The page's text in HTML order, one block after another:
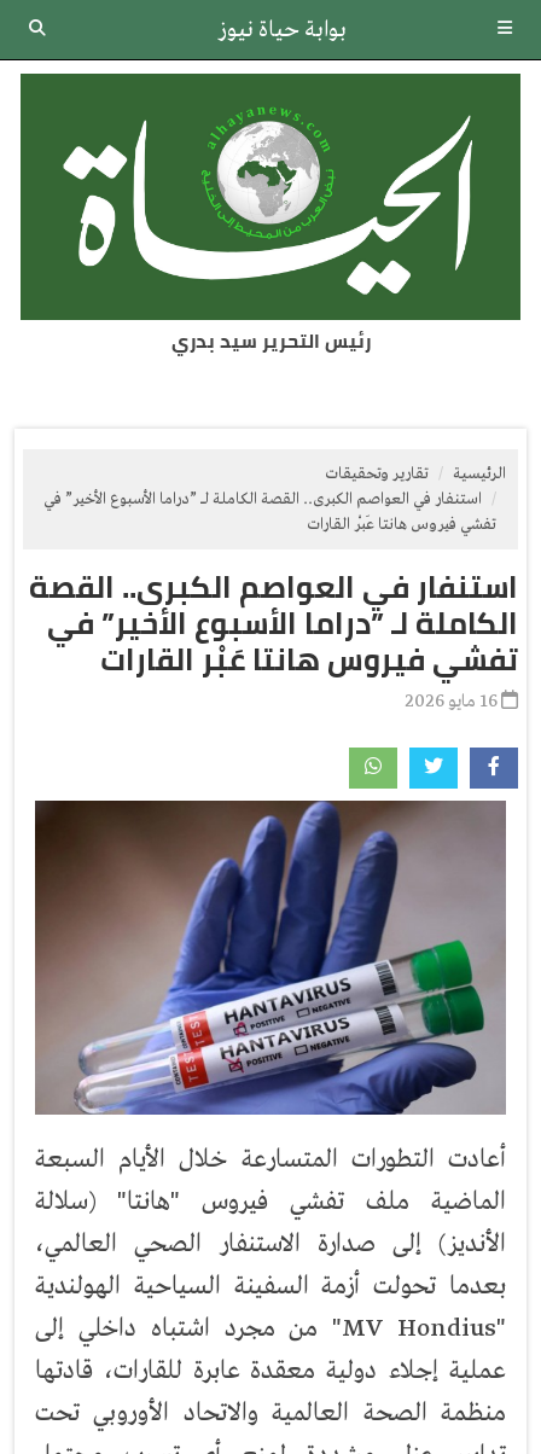
بوابة حياة نيوز
رئيس التحرير سيد بدري
الرئيسية
تقارير وتحقيقات
استنفار في العواصم الكبرى.. القصة الكاملة لـ ”دراما الأسبوع الأخير” في
تفشي فيروس هانتا عَبْر القارات
استنفار في العواصم الكبرى.. القصة
الكاملة لـ ”دراما الأسبوع الأخير” في
تفشي فيروس هانتا عَبْر القارات
أعادت التطورات المتسارعة خلال الأيام السبعة
الماضية ملف تفشي فيروس "هانتا" (سلالة
الأنديز) إلى صدارة الاستنفار الصحي العالمي،
بعدما تحولت أزمة السفينة السياحية الهولندية
"MV Hondius" من مجرد اشتباه داخلي إلى
عملية إجلاء دولية معقدة عابرة للقارات، قادتها
منظمة الصحة العالمية والاتحاد الأوروبي تحت